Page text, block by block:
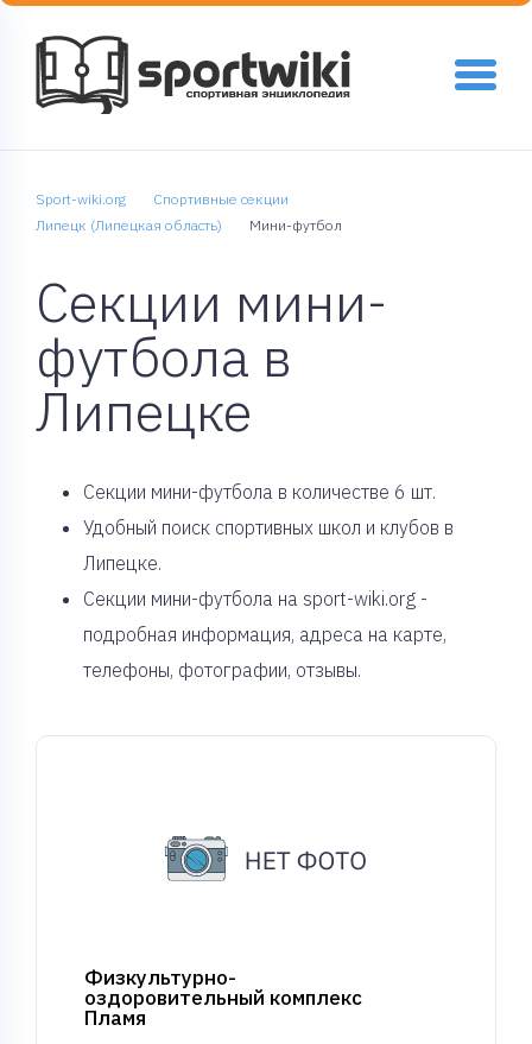
Sport-wiki.org
Спортивные секции
Липецк (Липецкая область)
Мини-футбол
Секции мини-
футбола в
Липецке
Cекции мини-футбола в количестве 6 шт.
Удобный поиск спортивных школ и клубов в
Липецке.
Секции мини-футбола на sport-wiki.org -
подробная информация, адреса на карте,
телефоны, фотографии, отзывы.
Физкультурно-
оздоровительный комплекс
Пламя